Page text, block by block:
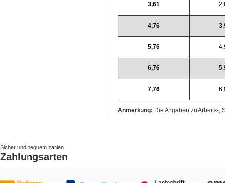
3,61
4,76
5,76
6,76
7,76
Anmerkung: Die Angaben zu Arbeits-,
Sicher und bequem zahlen
Zahlungsarten